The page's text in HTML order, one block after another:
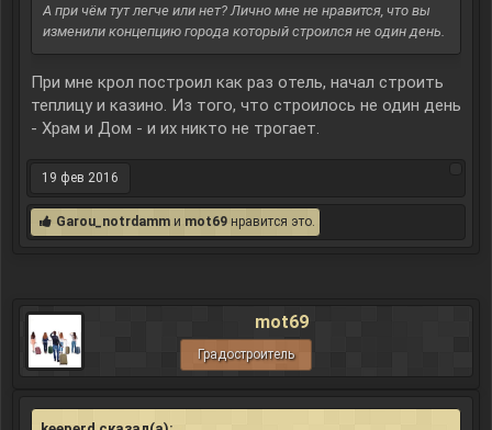
А при чём тут легче или нет? Лично мне не нравится, что вы
изменили концепцию города который строился не один день.
При мне крол построил как раз отель, начал строить
теплицу и казино. Из того, что строилось не один день
- Храм и Дом - и их никто не трогает.
19 фев 2016
Garou_notrdamm и mot69 нравится это.
mot69
Градостроитель